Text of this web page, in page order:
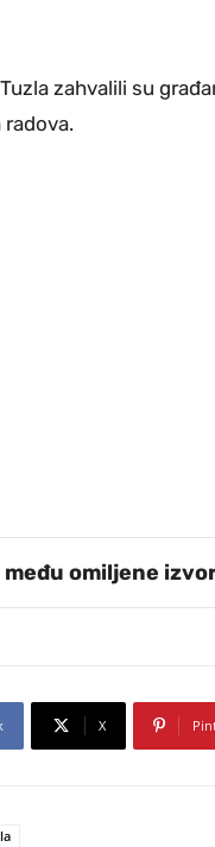
zahvalili su
među omiljene
X